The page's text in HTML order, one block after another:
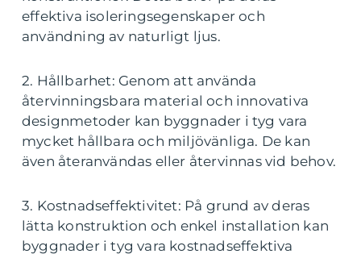
effektiva isoleringsegenskaper och
användning av naturligt ljus.
2. Hållbarhet: Genom att använda
återvinningsbara material och innovativa
designmetoder kan byggnader i tyg vara
mycket hållbara och miljövänliga. De kan
även återanvändas eller återvinnas vid behov.
3. Kostnadseffektivitet: På grund av deras
lätta konstruktion och enkel installation kan
byggnader i tyg vara kostnadseffektiva